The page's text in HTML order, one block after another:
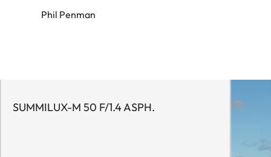
Phil Penman
SUMMILUX-M 50 F/1.4 ASPH.